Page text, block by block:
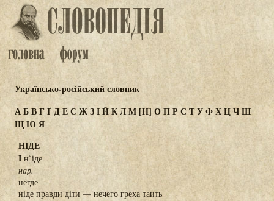
Українсько-російський словник
АБВГҐДЕЄ ЖЗІЙКЛМ [Н] ОПР С ТУФХЦЧШ
ЩЮ Я
НІДЕ
I н`іде
нар.
негде
ніде правди діти — нечего греха таить